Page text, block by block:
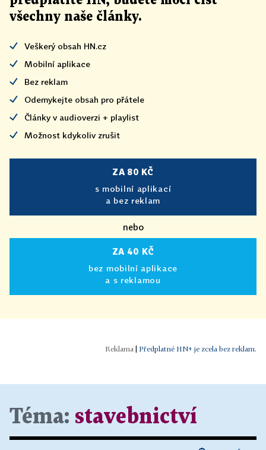
všechny naše články.
Veškerý obsah HN.cz
Mobilní aplikace
Bez reklam
Odemykejte obsah pro přátele
Články v audioverzi + playlist
Možnost kdykoliv zrušit
ZA 80 KČ
s mobilní aplikací
a bez reklam
nebo
ZA 40 KČ
bez mobilní aplikace
a s reklamou
Předplatné HN+ je zcela bez reklam.
Téma: stavebnictví